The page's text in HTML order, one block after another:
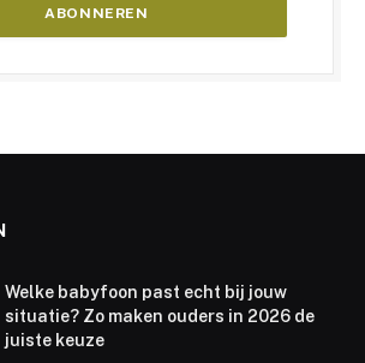
Welke babyfoon past echt bij jouw
situatie? Zo maken ouders in 2026 de
juiste keuze